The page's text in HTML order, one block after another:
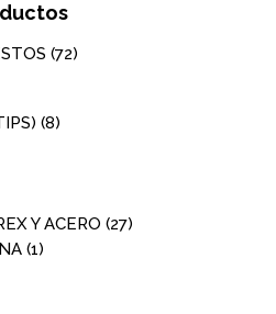
(72)
(8)
Y ACERO (27)
(1)